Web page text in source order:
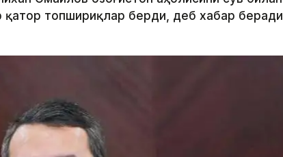
топшириқлар берди, деб хабар беради